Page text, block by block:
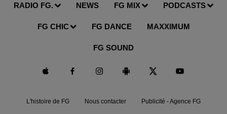
RADIO FG. NEWS FG MIX PODCASTS
FG CHIC FG DANCE MAXXIMUM
FG SOUND
L'histoire de FG Nous contacter Publicité - Agence FG